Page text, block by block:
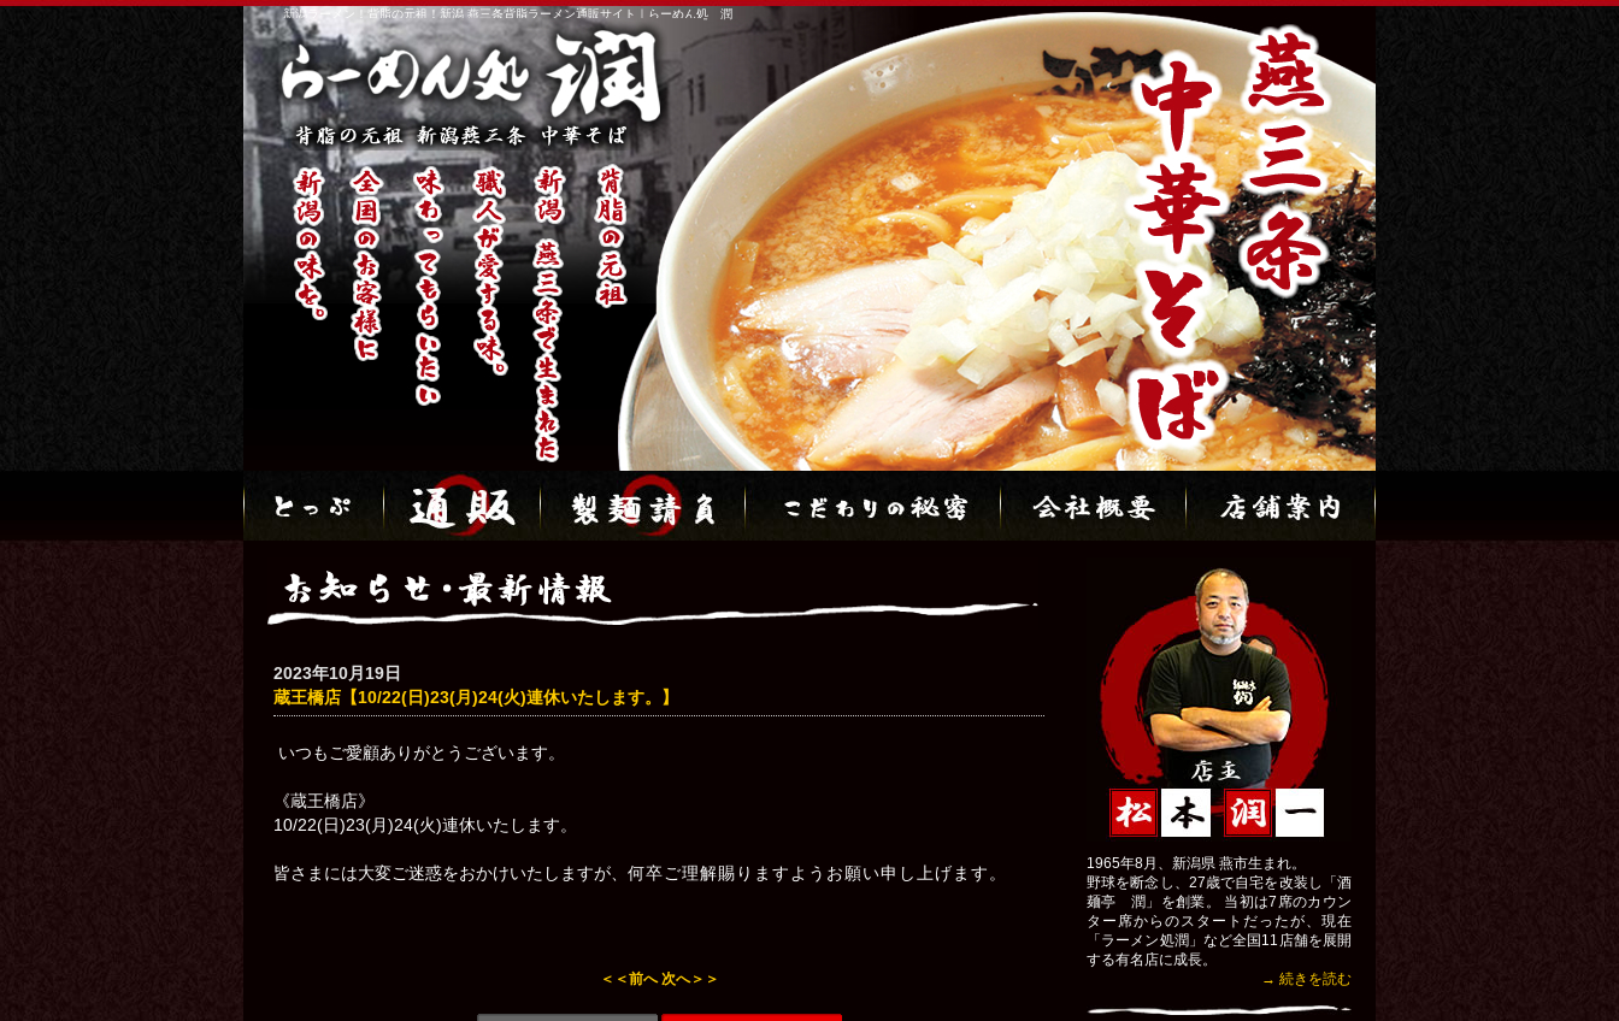
新潟ラーメン！背脂の元祖！新潟 燕三条背脂ラーメン通販サイト｜らーめん処 潤
2023年10月19日
蔵王橋店【10/22(日)23(月)24(火)連休いたします。】
いつもご愛顧ありがとうございます。
《蔵王橋店》
10/22(日)23(月)24(火)連休いたします。
皆さまには大変ご迷惑をおかけいたしますが、 何卒ご理解賜りますようお願い申し上げます。
＜＜前へ 次へ＞＞
1965年8月、新潟県 燕市生まれ。
野球を断念し、27歳で自宅を改装し「酒
麺亭 潤」を創業。 当初は7席のカウン
ター席からのスタートだったが、現在
「ラーメン処潤」など全国11店舗を展開
する有名店に成長。
→ 続きを読む